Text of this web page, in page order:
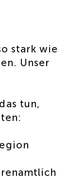
stark wie
Unser
tun,